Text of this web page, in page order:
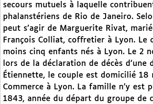
secours mutuels à laquelle
phalanstériens de Rio de Janeiro.
peut s’agir de Marguerite Rivat,
François Colliat, coffretier à Lyon. Le
moins cinq enfants nés à Lyon. Le 2
lors de la déclaration de décès d’une
Étiennette, le couple est domicilié 18
Commerce à Lyon. La famille n’y est
1843, année du départ du groupe de